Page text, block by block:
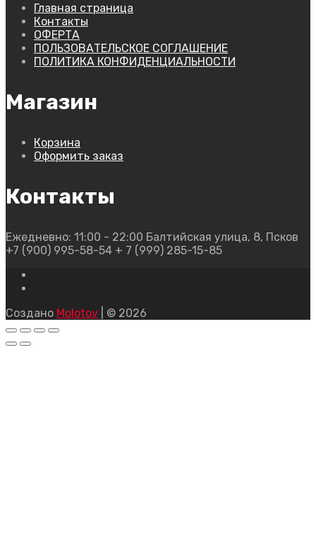
Главная страница
Контакты
ОФЕРТА
ПОЛЬЗОВАТЕЛЬСКОЕ СОГЛАШЕНИЕ
ПОЛИТИКА КОНФИДЕНЦИАЛЬНОСТИ
Магазин
Корзина
Оформить заказ
Контакты
Ежедневно: 11:00 - 22:00 Балтийская улица, 8, Псков
+7 (900) 995-58-54 + 7 (999) 285-15-85
Создано Molotov | © 2026